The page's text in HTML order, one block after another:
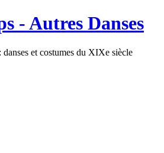
- Autres Danses
et costumes du XIXe siècle